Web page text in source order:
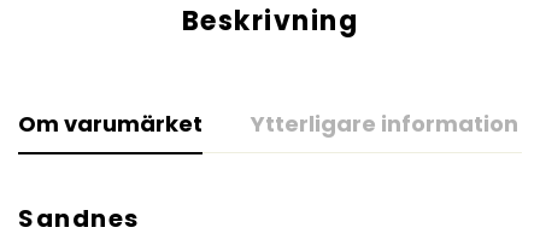
Beskrivning
Om varumärket Ytterligare information
Sandnes